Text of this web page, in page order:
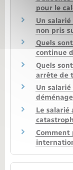
pour le
Un
non pris
Quels
continue
Quels
arrête de
Un
Le salarié
Comment